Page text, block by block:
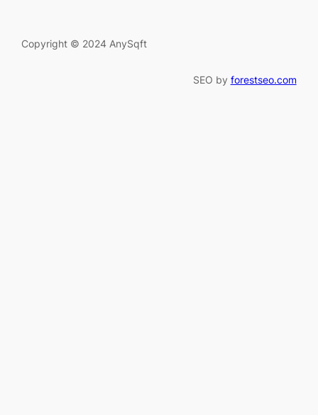
Copyright © 2024 AnySqft
SEO by forestseo.com